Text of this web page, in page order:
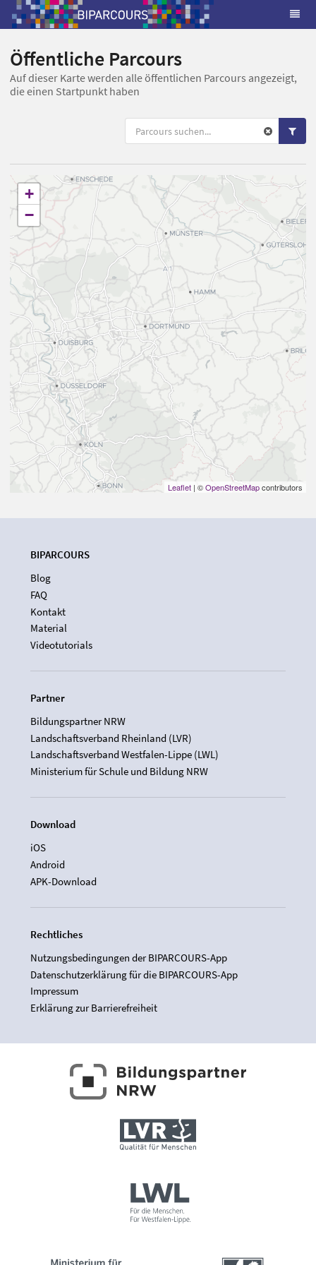
Öffentliche Parcours
Auf dieser Karte werden alle öffentlichen Parcours angezeigt,
die einen Startpunkt haben
+
−
Leaflet | ©OpenStreetMapcontributors
BIPARCOURS
Blog
FAQ
Kontakt
Material
Videotutorials
Partner
Bildungspartner NRW
Landschaftsverband Rheinland (LVR)
Landschaftsverband Westfalen-Lippe (LWL)
Ministerium für Schule und Bildung NRW
Download
iOS
Android
APK-Download
Rechtliches
Nutzungsbedingungen der BIPARCOURS-App
Datenschutzerklärung für die BIPARCOURS-App
Impressum
Erklärung zur Barrierefreiheit